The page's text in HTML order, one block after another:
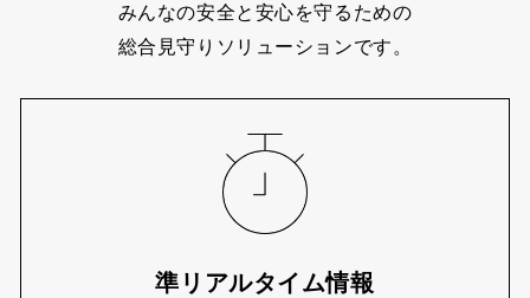
みんなの安全と安心を守るための
総合見守りソリューションです。
準リアルタイム情報